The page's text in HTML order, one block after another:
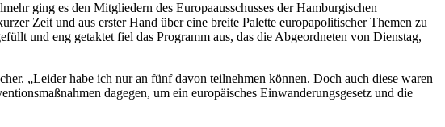
ging es den Mitgliedern des Europaausschusses der Hamburgischen
Zeit und aus erster Hand über eine breite Palette europapolitischer Themen zu
und eng getaktet fiel das Programm aus, das die Abgeordneten von Dienstag,
„Leider habe ich nur an fünf davon teilnehmen können. Doch auch diese waren
dagegen, um ein europäisches Einwanderungsgesetz und die